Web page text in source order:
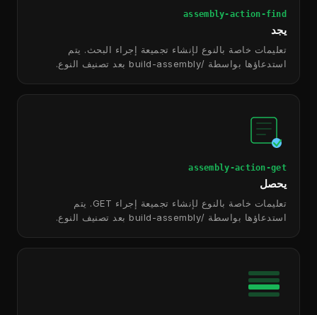
assembly-action-find
يجد
تعليمات خاصة بالنوع لإنشاء تجميعة إجراء البحث. يتم
استدعاؤها بواسطة /build-assembly بعد تصنيف النوع.
assembly-action-get
يحصل
تعليمات خاصة بالنوع لإنشاء تجميعة إجراء GET. يتم
استدعاؤها بواسطة /build-assembly بعد تصنيف النوع.